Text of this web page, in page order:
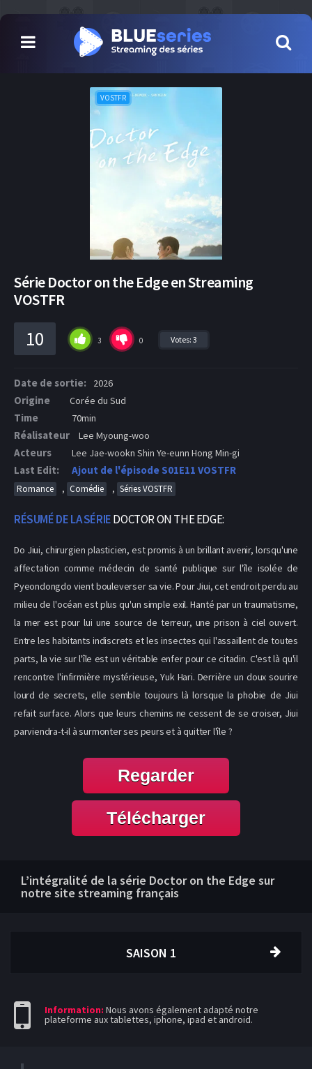
VOSTFR
Série Doctor on the Edge en Streaming
VOSTFR
10 3 0 Votes: 3
Date de sortie: 2026
Origine Corée du Sud
Time 70min
Réalisateur Lee Myoung-woo
Acteurs Lee Jae-wookn Shin Ye-eunn Hong Min-gi
Last Edit: Ajout de l'épisode S01E11 VOSTFR
Romance , Comédie , Séries VOSTFR
RÉSUMÉ DE LA SÉRIEDOCTOR ON THE EDGE:
Do Jiui, chirurgien plasticien, est promis à un brillant avenir, lorsqu'une
affectation comme médecin de santé publique sur l'île isolée de
Pyeondongdo vient bouleverser sa vie. Pour Jiui, cet endroit perdu au
milieu de l'océan est plus qu'un simple exil. Hanté par un traumatisme,
la mer est pour lui une source de terreur, une prison à ciel ouvert.
Entre les habitants indiscrets et les insectes qui l'assaillent de toutes
parts, la vie sur l'île est un véritable enfer pour ce citadin. C'est là qu'il
rencontre l'infirmière mystérieuse, Yuk Hari. Derrière un doux sourire
lourd de secrets, elle semble toujours là lorsque la phobie de Jiui
refait surface. Alors que leurs chemins ne cessent de se croiser, Jiui
parviendra-t-il à surmonter ses peurs et à quitter l'île ?
Regarder
Télécharger
L’intégralité de la série Doctor on the Edge sur
notre site streaming français
SAISON 1
Information: Nous avons également adapté notre
plateforme aux tablettes, iphone, ipad et android.